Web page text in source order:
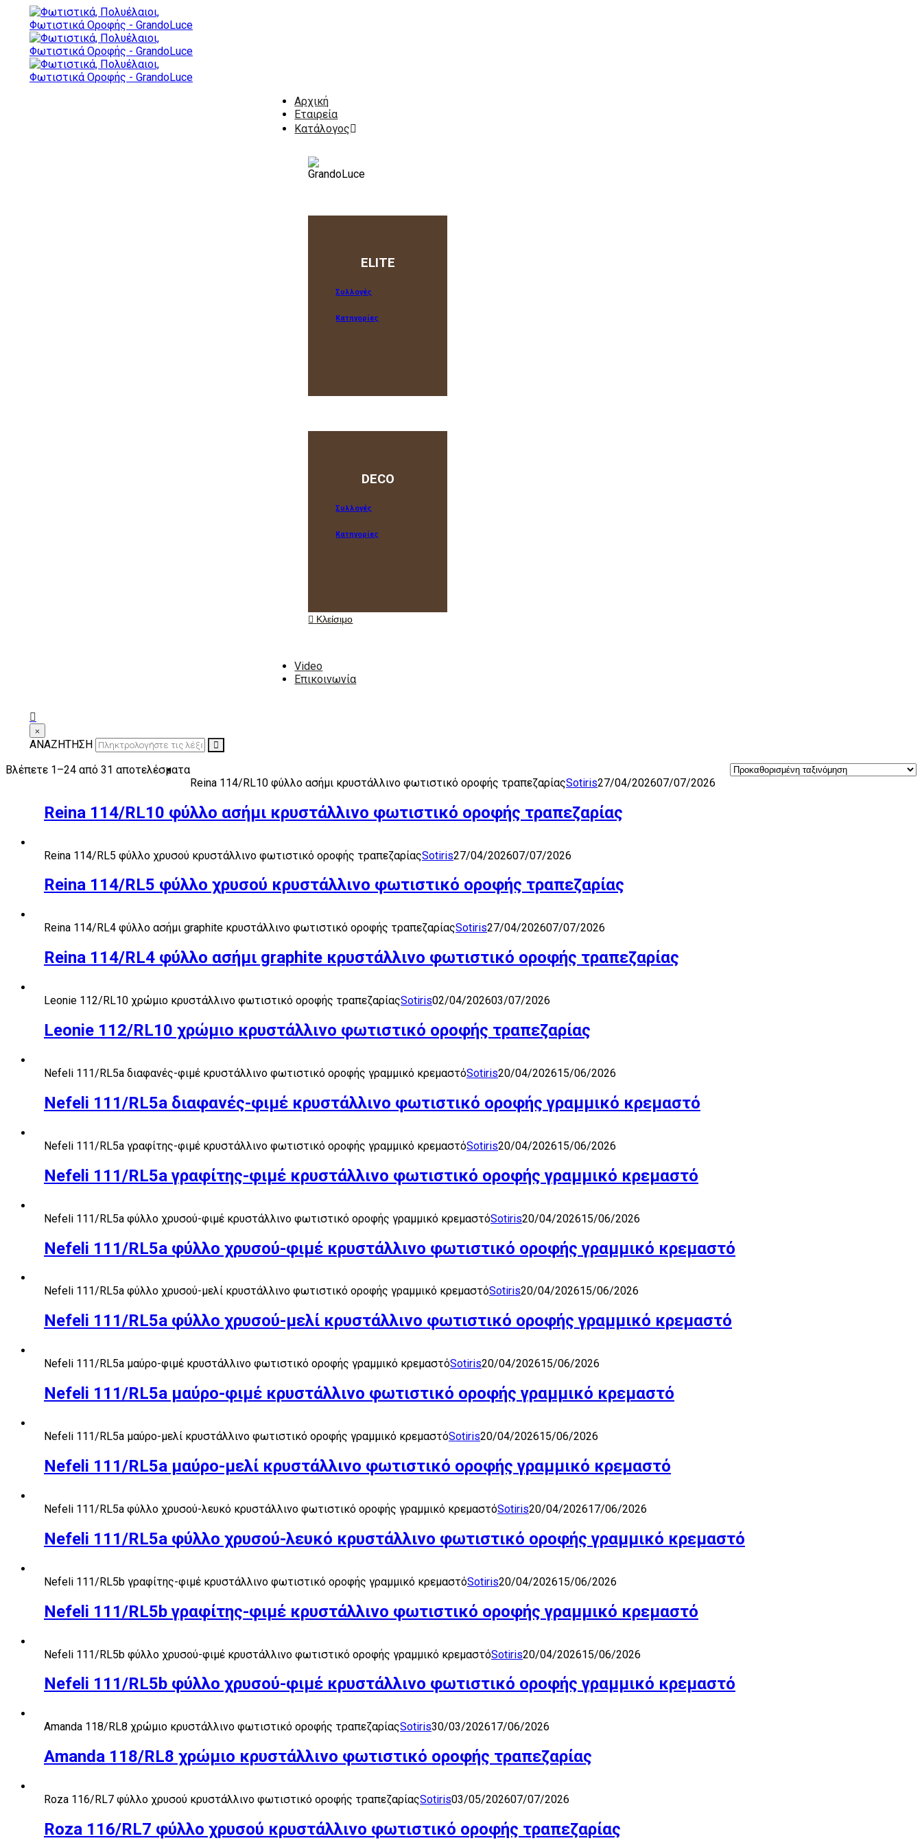
Αρχική
Εταιρεία
Κατάλογος
ELITE
Συλλογές
Κατηγορίες
DECO
Συλλογές
Κατηγορίες
Κλείσιμο
Video
Επικοινωνία
×
ΑΝΑΖΗΤΗΣΗ
Βλέπετε 1–24 από 31 αποτελέσματα
Reina 114/RL10 φύλλο ασήμι κρυστάλλινο φωτιστικό οροφής τραπεζαρίαςSotiris27/04/202607/07/2026
Reina 114/RL10 φύλλο ασήμι κρυστάλλινο φωτιστικό οροφής τραπεζαρίας
Reina 114/RL5 φύλλο χρυσού κρυστάλλινο φωτιστικό οροφής τραπεζαρίαςSotiris27/04/202607/07/2026
Reina 114/RL5 φύλλο χρυσού κρυστάλλινο φωτιστικό οροφής τραπεζαρίας
Reina 114/RL4 φύλλο ασήμι graphite κρυστάλλινο φωτιστικό οροφής τραπεζαρίαςSotiris27/04/202607/07/2026
Reina 114/RL4 φύλλο ασήμι graphite κρυστάλλινο φωτιστικό οροφής τραπεζαρίας
Leonie 112/RL10 χρώμιο κρυστάλλινο φωτιστικό οροφής τραπεζαρίαςSotiris02/04/202603/07/2026
Leonie 112/RL10 χρώμιο κρυστάλλινο φωτιστικό οροφής τραπεζαρίας
Nefeli 111/RL5a διαφανές-φιμέ κρυστάλλινο φωτιστικό οροφής γραμμικό κρεμαστόSotiris20/04/202615/06/2026
Nefeli 111/RL5a διαφανές-φιμέ κρυστάλλινο φωτιστικό οροφής γραμμικό κρεμαστό
Nefeli 111/RL5a γραφίτης-φιμέ κρυστάλλινο φωτιστικό οροφής γραμμικό κρεμαστόSotiris20/04/202615/06/2026
Nefeli 111/RL5a γραφίτης-φιμέ κρυστάλλινο φωτιστικό οροφής γραμμικό κρεμαστό
Nefeli 111/RL5a φύλλο χρυσού-φιμέ κρυστάλλινο φωτιστικό οροφής γραμμικό κρεμαστόSotiris20/04/202615/06/2026
Nefeli 111/RL5a φύλλο χρυσού-φιμέ κρυστάλλινο φωτιστικό οροφής γραμμικό κρεμαστό
Nefeli 111/RL5a φύλλο χρυσού-μελί κρυστάλλινο φωτιστικό οροφής γραμμικό κρεμαστόSotiris20/04/202615/06/2026
Nefeli 111/RL5a φύλλο χρυσού-μελί κρυστάλλινο φωτιστικό οροφής γραμμικό κρεμαστό
Nefeli 111/RL5a μαύρο-φιμέ κρυστάλλινο φωτιστικό οροφής γραμμικό κρεμαστόSotiris20/04/202615/06/2026
Nefeli 111/RL5a μαύρο-φιμέ κρυστάλλινο φωτιστικό οροφής γραμμικό κρεμαστό
Nefeli 111/RL5a μαύρο-μελί κρυστάλλινο φωτιστικό οροφής γραμμικό κρεμαστόSotiris20/04/202615/06/2026
Nefeli 111/RL5a μαύρο-μελί κρυστάλλινο φωτιστικό οροφής γραμμικό κρεμαστό
Nefeli 111/RL5a φύλλο χρυσού-λευκό κρυστάλλινο φωτιστικό οροφής γραμμικό κρεμαστόSotiris20/04/202617/06/2026
Nefeli 111/RL5a φύλλο χρυσού-λευκό κρυστάλλινο φωτιστικό οροφής γραμμικό κρεμαστό
Nefeli 111/RL5b γραφίτης-φιμέ κρυστάλλινο φωτιστικό οροφής γραμμικό κρεμαστόSotiris20/04/202615/06/2026
Nefeli 111/RL5b γραφίτης-φιμέ κρυστάλλινο φωτιστικό οροφής γραμμικό κρεμαστό
Nefeli 111/RL5b φύλλο χρυσού-φιμέ κρυστάλλινο φωτιστικό οροφής γραμμικό κρεμαστόSotiris20/04/202615/06/2026
Nefeli 111/RL5b φύλλο χρυσού-φιμέ κρυστάλλινο φωτιστικό οροφής γραμμικό κρεμαστό
Amanda 118/RL8 χρώμιο κρυστάλλινο φωτιστικό οροφής τραπεζαρίαςSotiris30/03/202617/06/2026
Amanda 118/RL8 χρώμιο κρυστάλλινο φωτιστικό οροφής τραπεζαρίας
Roza 116/RL7 φύλλο χρυσού κρυστάλλινο φωτιστικό οροφής τραπεζαρίαςSotiris03/05/202607/07/2026
Roza 116/RL7 φύλλο χρυσού κρυστάλλινο φωτιστικό οροφής τραπεζαρίας